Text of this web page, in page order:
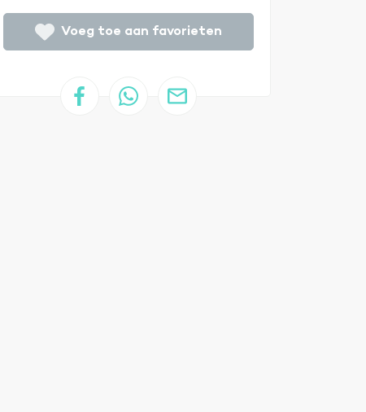
Voeg toe aan favorieten